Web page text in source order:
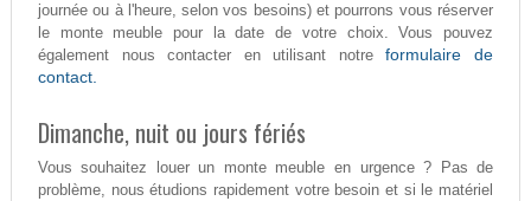
journée ou à l'heure, selon vos besoins) et pourrons vous réserver
le monte meuble pour la date de votre choix. Vous pouvez
également nous contacter en utilisant notreformulaire de
contact.
Dimanche, nuit ou jours fériés
Vous souhaitez louer un monte meuble en urgence ? Pas de
problème, nous étudions rapidement votre besoin et si le matériel